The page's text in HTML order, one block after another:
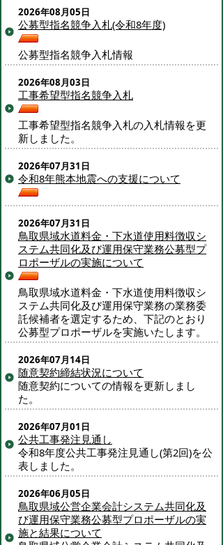
2026年08月05日
公募型指名競争入札(令和8年度)
公募型指名競争入札情報
2026年08月03日
工事希望型指名競争入札
工事希望型指名競争入札の入札情報を更
新しました。
2026年07月31日
令和8年熊本地震への支援について
2026年07月31日
鳥取県域水道料金・下水道使用料徴収シ
ステム共同化及び運用保守業務公募型プ
ロポーザルの実施について
鳥取県域水道料金・下水道使用料徴収シ
ステム共同化及び運用保守業務の業務委
託候補者を選定するため、下記のとおり
公募型プロポーザルを実施いたします。
2026年07月14日
随意契約締結状況について
随意契約についての情報を更新しまし
た。
2026年07月01日
公共工事発注見通し
令和8年度公共工事発注見通し(第2回)を公
表しました。
2026年06月05日
鳥取県域公営企業会計システム共同化及
び運用保守業務公募型プロポーザルの実
施と結果について